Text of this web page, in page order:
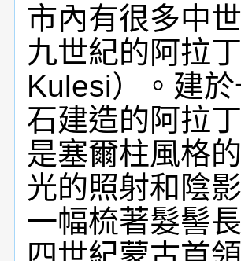
市內有很多中
九世紀的阿拉
Kulesi）。建
石建造的阿拉
是塞爾柱風格
光的照射和陰
一幅梳著髮髻